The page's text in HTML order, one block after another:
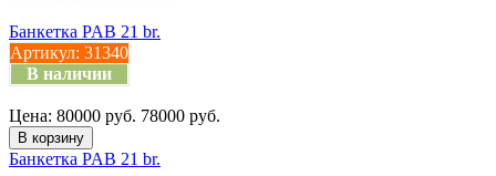
Банкетка PAB 21 br.
Артикул: 31340
В наличии
Цена: 80000 руб. 78000 руб.
Банкетка PAB 21 br.